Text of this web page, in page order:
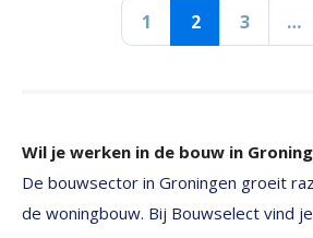
1 2 3 …
Wil je werken in de bouw in
De bouwsector in Groningen groeit
de woningbouw. Bij Bouwselect vind